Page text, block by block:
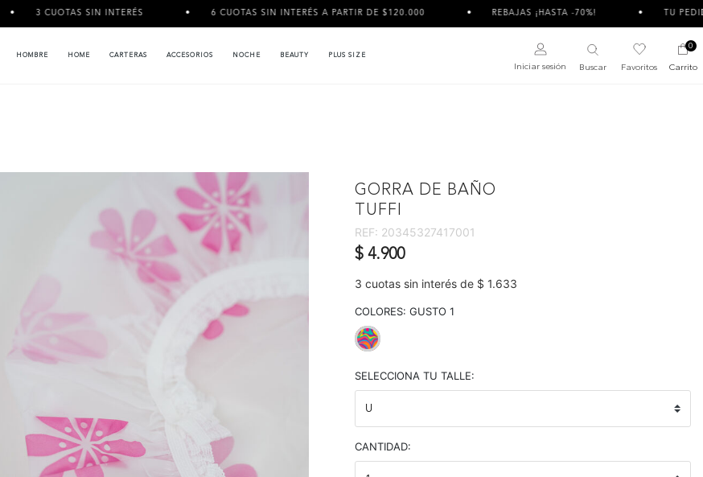
3 CUOTAS SIN INTERÉS 6 CUOTAS SIN INTERÉS A PARTIR DE $120.000 REBAJAS ¡HASTA -70%! TU PEDIDO
HOMBRE HOME CARTERAS ACCESORIOS NOCHE BEAUTY PLUS SIZE
Iniciar sesión Buscar Favoritos
0
Carrito
GORRA DE BAÑO
TUFFI
REF: 20345327417001
$ 4.900
3 cuotas sin interés de $ 1.633
COLORES: GUSTO 1
SELECCIONA TU TALLE:
CANTIDAD: